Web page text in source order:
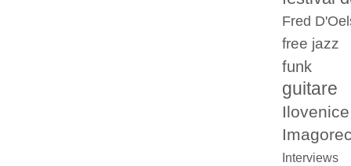
Fred
free jazz
funk
guitare
Ilovenice
Interviews